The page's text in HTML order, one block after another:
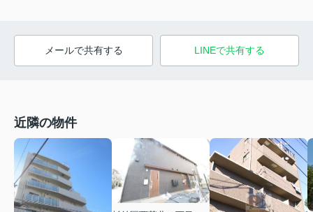
メールで共有する LINEで共有する
近隣の物件